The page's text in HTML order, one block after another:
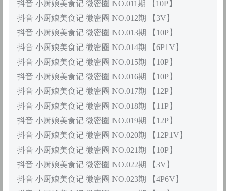
抖音 小厨娘美食记 微密圈 NO.011期 【10P】
抖音 小厨娘美食记 微密圈 NO.012期 【3V】
抖音 小厨娘美食记 微密圈 NO.013期 【10P】
抖音 小厨娘美食记 微密圈 NO.014期 【6P1V】
抖音 小厨娘美食记 微密圈 NO.015期 【10P】
抖音 小厨娘美食记 微密圈 NO.016期 【10P】
抖音 小厨娘美食记 微密圈 NO.017期 【12P】
抖音 小厨娘美食记 微密圈 NO.018期 【11P】
抖音 小厨娘美食记 微密圈 NO.019期 【12P】
抖音 小厨娘美食记 微密圈 NO.020期 【12P1V】
抖音 小厨娘美食记 微密圈 NO.021期 【10P】
抖音 小厨娘美食记 微密圈 NO.022期 【3V】
抖音 小厨娘美食记 微密圈 NO.023期 【4P6V】